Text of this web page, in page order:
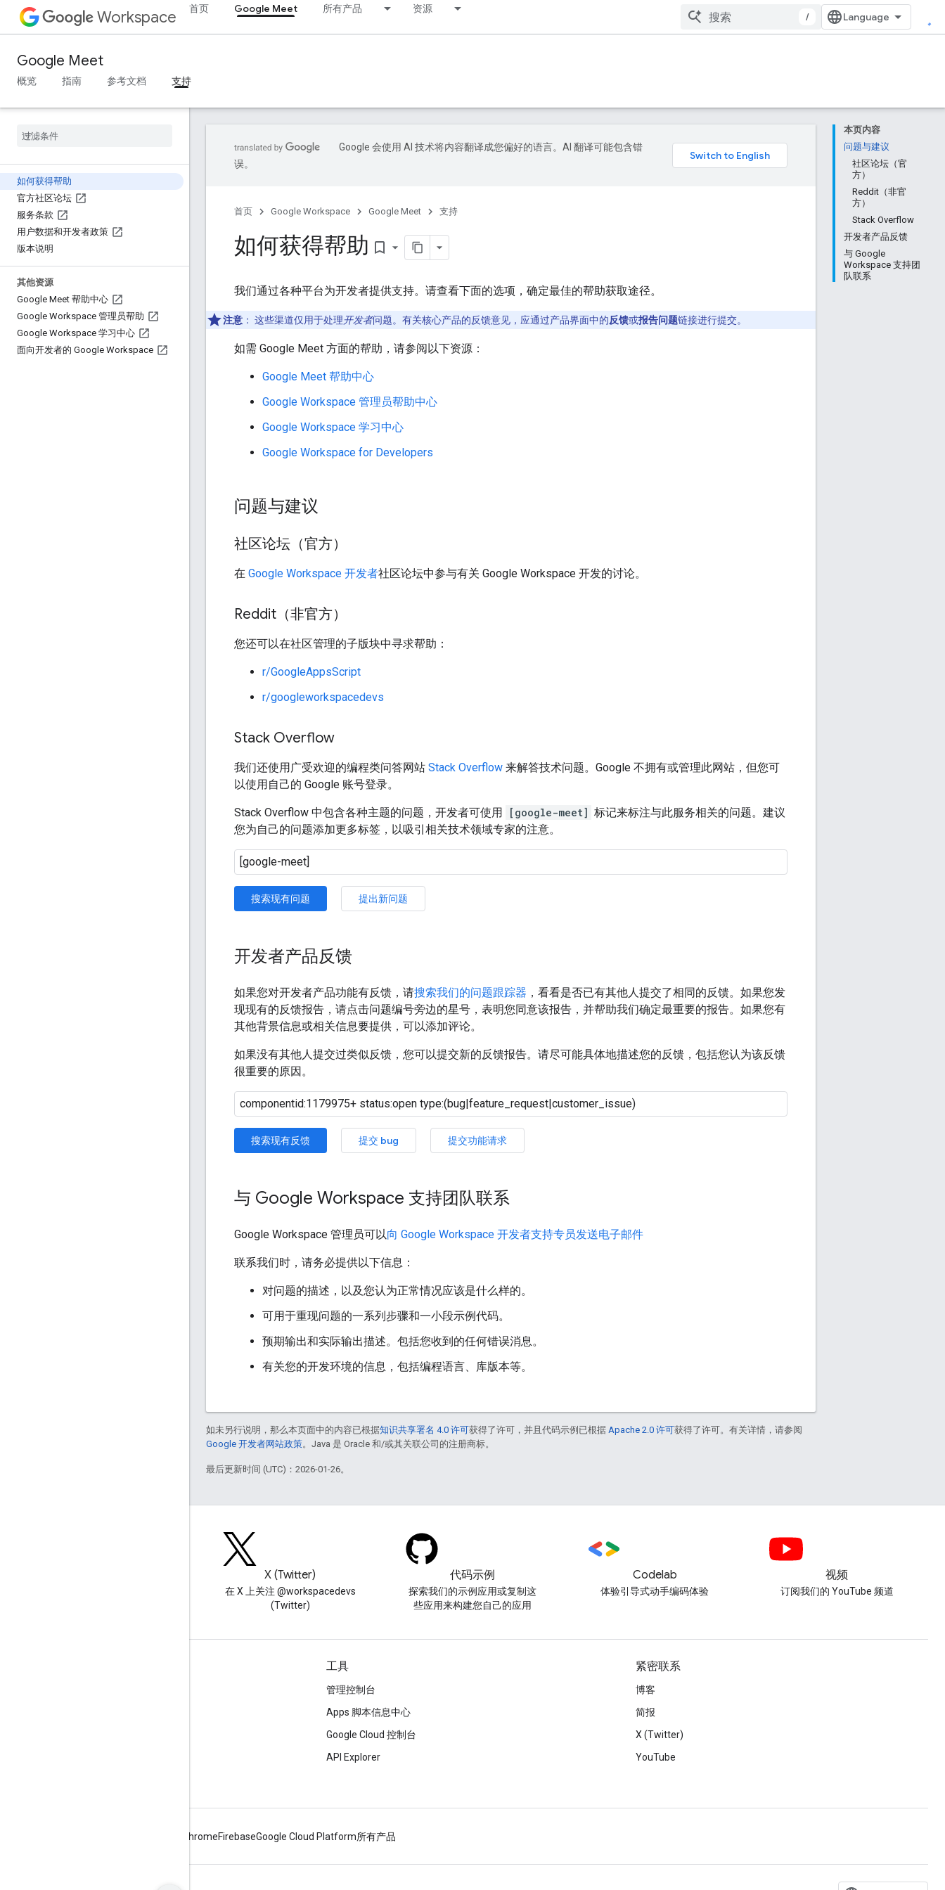
Workspace 首页 Google Meet 所有产品 资源
/
Google Meet
概览 指南 参考文档 支持
如何获得帮助
官方社区论坛
服务条款
用户数据和开发者政策
版本说明
其他资源
Google Meet 帮助中心
Google Workspace 管理员帮助
Google Workspace 学习中心
面向开发者的 Google Workspace
本页内容
问题与建议
社区论坛（官
方）
Reddit（非官
方）
Stack Overflow
开发者产品反馈
与 Google
Workspace 支持团
队联系
Google 会使用 AI 技术将内容翻译成您偏好的语言。AI 翻译可能包含错
误。
首页 Google Workspace Google Meet 支持
如何获得帮助 bookmark_border
我们通过各种平台为开发者提供支持。请查看下面的选项，确定最佳的帮助获取途径。
注意 ： 这些渠道仅用于处理开发者问题。有关核心产品的反馈意见，应通过产品界面中的反馈或报告问题链接进行提交。
如需 Google Meet 方面的帮助，请参阅以下资源：
Google Meet 帮助中心
Google Workspace 管理员帮助中心
Google Workspace 学习中心
Google Workspace for Developers
问题与建议
社区论坛（官方）
在 Google Workspace 开发者社区论坛中参与有关 Google Workspace 开发的讨论。
Reddit（非官方）
您还可以在社区管理的子版块中寻求帮助：
r/GoogleAppsScript
r/googleworkspacedevs
Stack Overflow
我们还使用广受欢迎的编程类问答网站 Stack Overflow 来解答技术问题。Google 不拥有或管理此网站，但您可
以使用自己的 Google 账号登录。
Stack Overflow 中包含各种主题的问题，开发者可使用 [google-meet] 标记来标注与此服务相关的问题。建议
您为自己的问题添加更多标签，以吸引相关技术领域专家的注意。
搜索现有问题 提出新问题
开发者产品反馈
如果您对开发者产品功能有反馈，请搜索我们的问题跟踪器 ，看看是否已有其他人提交了相同的反馈。如果您发
现现有的反馈报告，请点击问题编号旁边的星号，表明您同意该报告，并帮助我们确定最重要的报告。如果您有
其他背景信息或相关信息要提供，可以添加评论。
如果没有其他人提交过类似反馈，您可以提交新的反馈报告。请尽可能具体地描述您的反馈，包括您认为该反馈
很重要的原因。
搜索现有反馈 提交 bug 提交功能请求
与 Google Workspace 支持团队联系
Google Workspace 管理员可以向 Google Workspace 开发者支持专员发送电子邮件
联系我们时，请务必提供以下信息：
对问题的描述，以及您认为正常情况应该是什么样的。
可用于重现问题的一系列步骤和一小段示例代码。
预期输出和实际输出描述。包括您收到的任何错误消息。
有关您的开发环境的信息，包括编程语言、库版本等。
如未另行说明，那么本页面中的内容已根据知识共享署名 4.0 许可获得了许可，并且代码示例已根据 Apache 2.0 许可获得了许可。有关详情，请参阅
Google 开发者网站政策。Java 是 Oracle 和/或其关联公司的注册商标。
最后更新时间 (UTC)：2026-01-26。
X (Twitter)
在 X 上关注 @workspacedevs
(Twitter)
代码示例
探索我们的示例应用或复制这
些应用来构建您自己的应用
Codelab
体验引导式动手编码体验
视频
订阅我们的 YouTube 频道
工具
管理控制台
Apps 脚本信息中心
Google Cloud 控制台
API Explorer
紧密联系
博客
简报
X (Twitter)
YouTube
ChromeFirebaseGoogle Cloud Platform所有产品